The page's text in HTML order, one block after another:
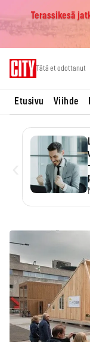
Terassikesä
Tätä et odottanut
Etusivu Viihde